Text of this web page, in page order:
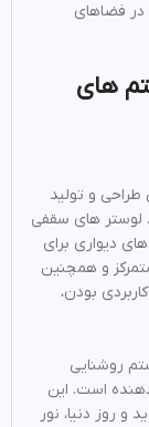
در فضاهای
های
و تولید
لوستر های سقفی
دیواری برای
متمرکز و همچنین
بودن،
روشنایی
است. این
و روز دنیا، نور